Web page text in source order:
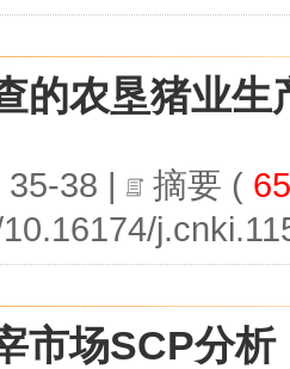
的农垦猪业
38 | 摘要 (
市场SCP分析